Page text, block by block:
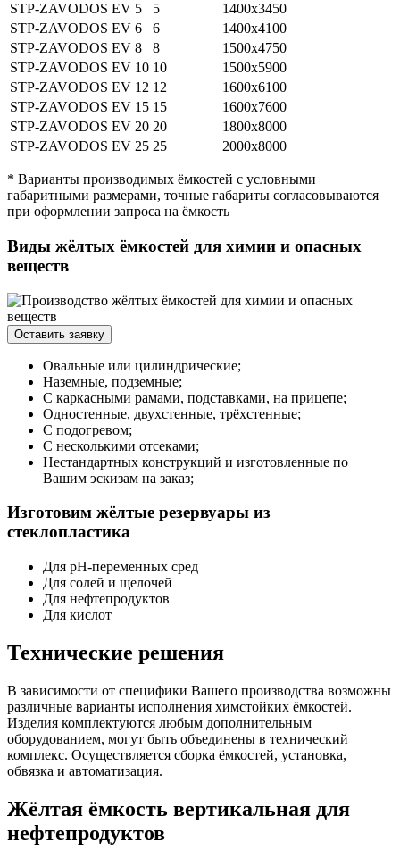
STP-ZAVODOS EV 5
5
1400х3450
STP-ZAVODOS EV 6
6
1400х4100
STP-ZAVODOS EV 8
8
1500х4750
STP-ZAVODOS EV 10 10
1500х5900
STP-ZAVODOS EV 12 12
1600х6100
STP-ZAVODOS EV 15 15
1600х7600
STP-ZAVODOS EV 20 20
1800х8000
STP-ZAVODOS EV 25 25 2000х8000
* Варианты производимых ёмкостей с условными
габаритными размерами, точные габариты согласовываются
при оформлении запроса на ёмкость
Виды жёлтых ёмкостей для химии и опасных
веществ
Оставить заявку
Овальные или цилиндрические;
Наземные, подземные;
С каркасными рамами, подставками, на прицепе;
Одностенные, двухстенные, трёхстенные;
С подогревом;
С несколькими отсеками;
Нестандартных конструкций и изготовленные по
Вашим эскизам на заказ;
Изготовим жёлтые резервуары из
стеклопластика
Для pH-переменных сред
Для солей и щелочей
Для нефтепродуктов
Для кислот
Технические решения
В зависимости от специфики Вашего производства возможны
различные варианты исполнения химстойких ёмкостей.
Изделия комплектуются любым дополнительным
оборудованием, могут быть объединены в технический
комплекс. Осуществляется сборка ёмкостей, установка,
обвязка и автоматизация.
Жёлтая ёмкость вертикальная для
нефтепродуктов